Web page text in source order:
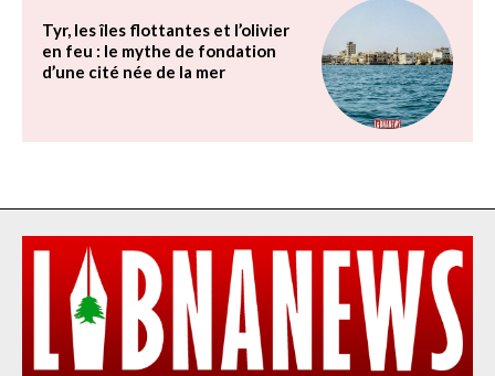
Tyr, les îles flottantes et l’olivier
en feu : le mythe de fondation
d’une cité née de la mer